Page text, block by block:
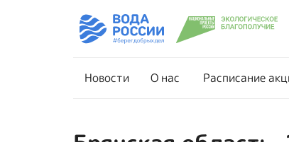
Новости О нас Расписание
Новости О нас